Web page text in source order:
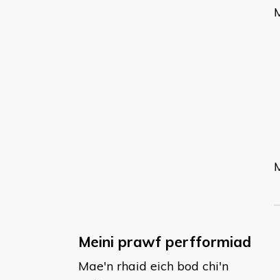
Meini prawf perfformiad
Mae'n rhaid eich bod chi'n